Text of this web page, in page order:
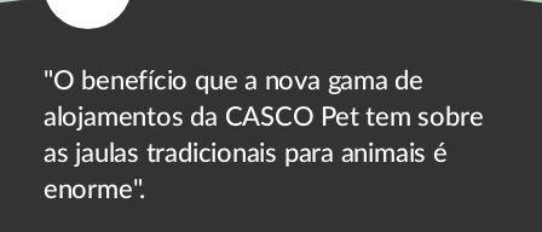
"O benefício que a nova gama de
alojamentos da CASCO Pet tem sobre
as jaulas tradicionais para animais é
enorme".